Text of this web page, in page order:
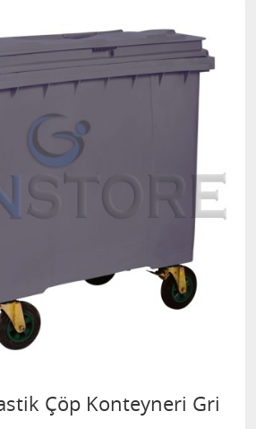
Çöp Konteyneri Gri